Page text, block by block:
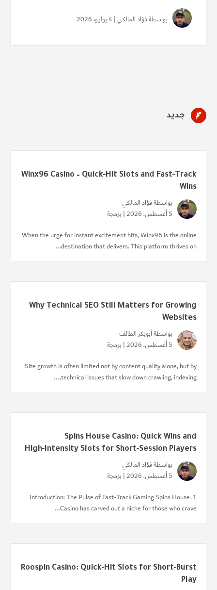
بواسطةفؤاد المالكي| 4 يوليو، 2026
 جديد
Winx96 Casino – Quick‑Hit Slots and Fast‑Track
Wins
بواسطةفؤاد المالكي
5 أغسطس، 2026 |
برمجة
When the urge for instant excitement hits, Winx96 is the online
destination that delivers. This platform thrives on...
Why Technical SEO Still Matters for Growing
Websites
بواسطةأبوبكر الطائف
5 أغسطس، 2026 |
برمجة
Site growth is often limited not by content quality alone, but by
technical issues that slow down crawling, indexing,...
Spins House Casino: Quick Wins and
High‑Intensity Slots for Short‑Session Players
بواسطةفؤاد المالكي
5 أغسطس، 2026 |
برمجة
1. Introduction: The Pulse of Fast‑Track Gaming Spins House
Casino has carved out a niche for those who crave...
Roospin Casino: Quick‑Hit Slots for Short‑Burst
Play